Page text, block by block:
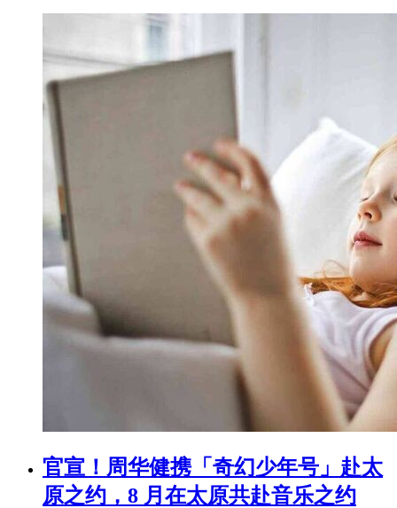
官宣！周华健携「奇幻少年号」赴太
原之约，8 月在太原共赴音乐之约